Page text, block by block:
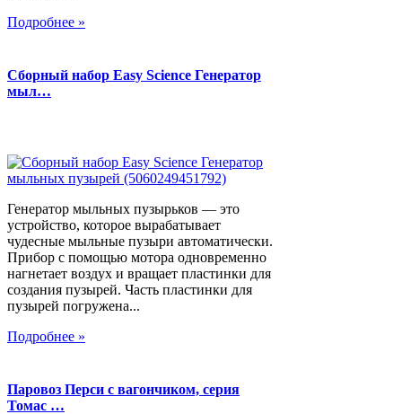
Подробнее »
Сборный набор Easy Science Генератор
мыл…
Генератор мыльных пузырьков — это
устройство, которое вырабатывает
чудесные мыльные пузыри автоматически.
Прибор с помощью мотора одновременно
нагнетает воздух и вращает пластинки для
создания пузырей. Часть пластинки для
пузырей погружена...
Подробнее »
Паровоз Перси с вагончиком, серия
Томас …